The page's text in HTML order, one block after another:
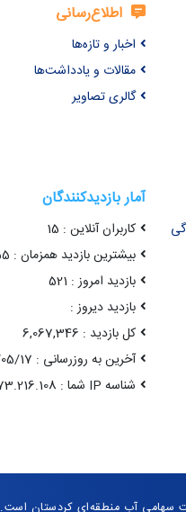
اطلاع‌رسانی
اخبار و تازه‌ها
مقالات و یادداشت‌ها
گالری تصاویر
آمار بازدیدکنندگان
کاربران آنلاین : 15
بیشترین بازدید همزمان : 955
بازدید امروز : 521
بازدید دیروز :
کل بازدید : 6,067,346
آخرین به روزرسانی : 1405/05/17 08:29:19
شناسه IP شما : 216.73.216.108
سهامی آب منطقه‌ای کردستان است.